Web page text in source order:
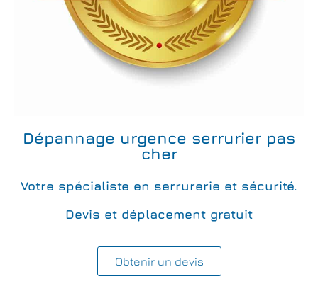
Dépannage urgence serrurier pas
cher
Votre spécialiste en serrurerie et sécurité.
Devis et déplacement gratuit
Obtenir un devis